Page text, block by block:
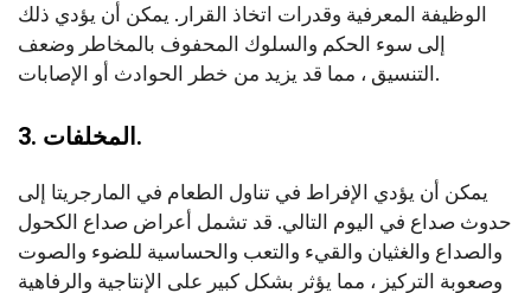
الوظيفة المعرفية وقدرات اتخاذ القرار. يمكن أن يؤدي ذلك
إلى سوء الحكم والسلوك المحفوف بالمخاطر وضعف
التنسيق ، مما قد يزيد من خطر الحوادث أو الإصابات.
3. المخلفات.
يمكن أن يؤدي الإفراط في تناول الطعام في المارجريتا إلى
حدوث صداع في اليوم التالي. قد تشمل أعراض صداع الكحول
والصداع والغثيان والقيء والتعب والحساسية للضوء والصوت
وصعوبة التركيز ، مما يؤثر بشكل كبير على الإنتاجية والرفاهية